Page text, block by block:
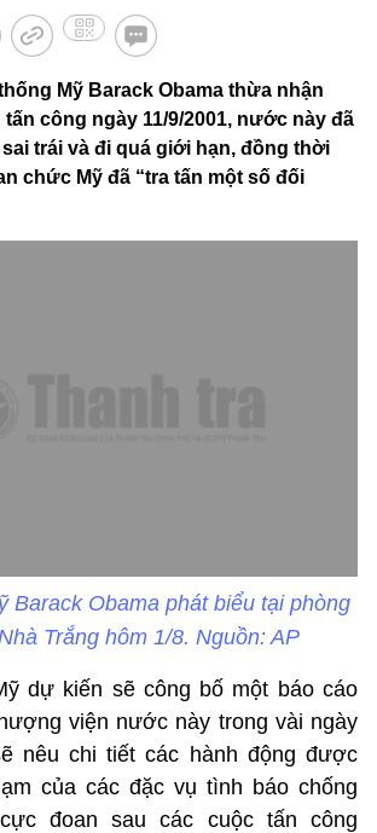
Mỹ Barack Obama thừa nhận
công ngày 11/9/2001, nước này đã
trái và đi quá giới hạn, đồng thời
chức Mỹ đã “tra tấn một số đối
Barack Obama phát biểu tại phòng
Trắng hôm 1/8. Nguồn: AP
dự kiến sẽ công bố một báo cáo
viện nước này trong vài ngày
nêu chi tiết các hành động được
của các đặc vụ tình báo chống
đoan sau các cuộc tấn công